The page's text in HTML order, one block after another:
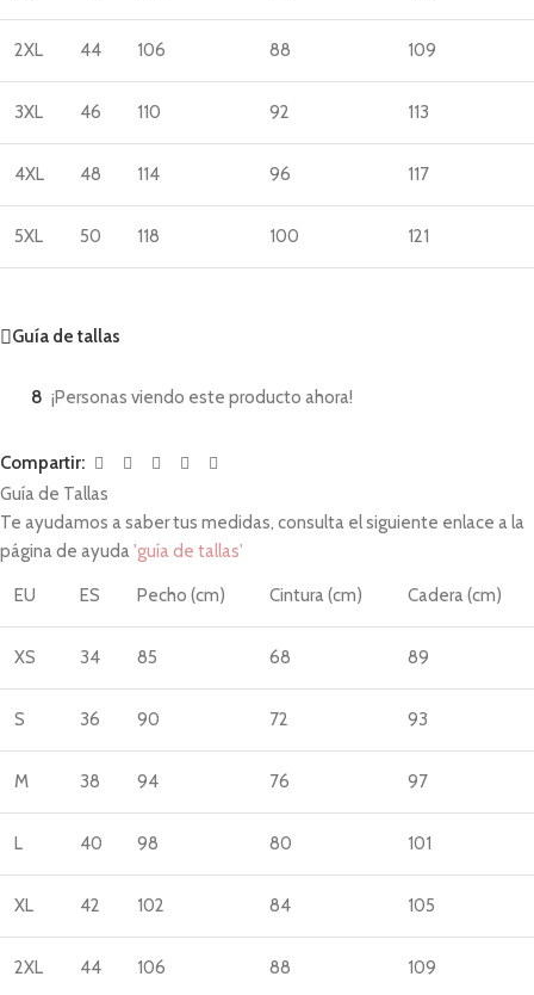
2XL 44 106 88 109
3XL 46 110 92 113
4XL 48 114 96 117
5XL 50 118 100 121
Guía de tallas
8 ¡Personas viendo este producto ahora!
Compartir:
Guía de Tallas
Te ayudamos a saber tus medidas, consulta el siguiente enlace a la
página de ayuda'guía de tallas'
EU ES Pecho (cm) Cintura (cm) Cadera (cm)
XS 34 85 68 89
S 36 90 72 93
M 38 94 76 97
L 40 98 80 101
XL 42 102 84 105
2XL 44 106 88 109